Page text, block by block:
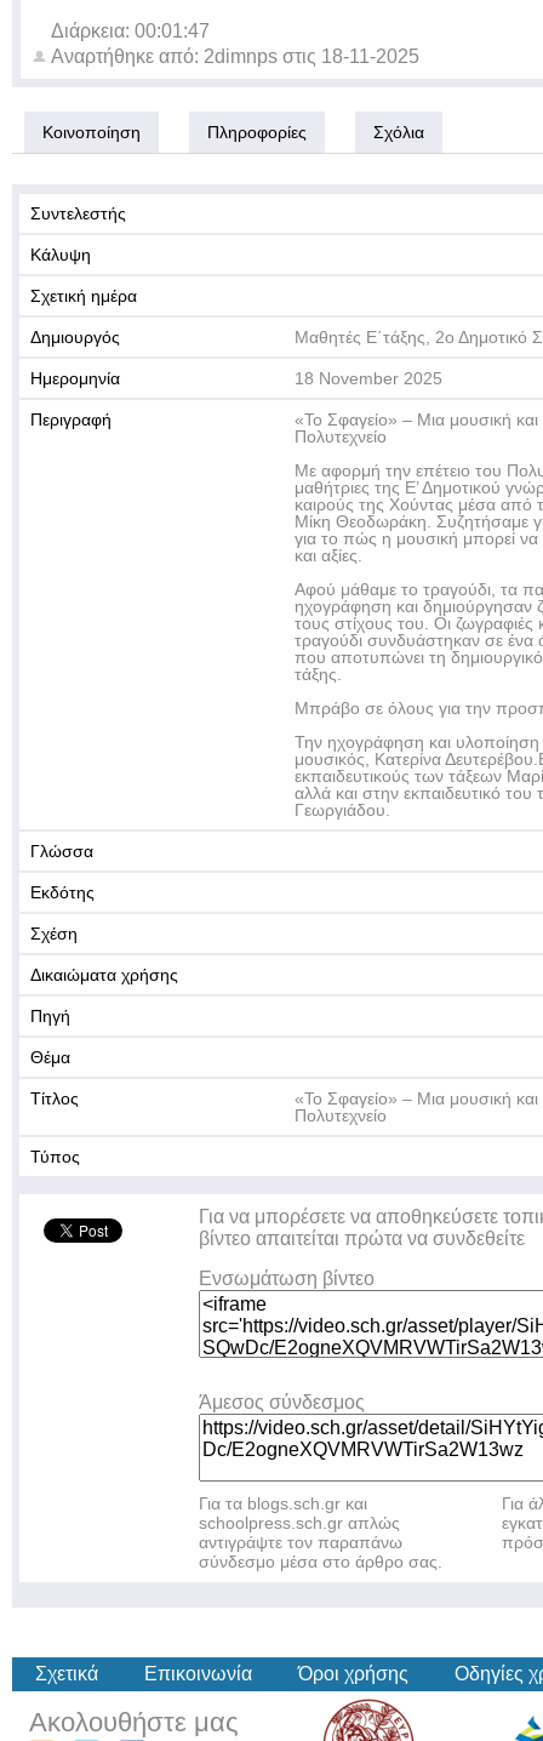
Διάρκεια: 00:01:47
Αναρτήθηκε από: 2dimnps στις 18-11-2025
Κοινοποίηση Πληροφορίες Σχόλια
Συντελεστής
Κάλυψη
Σχετική ημέρα
Δημιουργός Μαθητές Ε΄τάξης, 2ο Δημοτικό
Ημερομηνία 18 November 2025
Περιγραφή
«Το Σφαγείο» – Μια μουσική και
Πολυτεχνείο
Με αφορμή την επέτειο του
μαθήτριες της Ε’ Δημοτικού
καιρούς της Χούντας μέσα από
Μίκη Θεοδωράκη. Συζητήσαμε
για το πώς η μουσική μπορεί
και αξίες.
Αφού μάθαμε το τραγούδι, τα
ηχογράφηση και δημιούργησαν
τους στίχους του. Οι ζωγραφιές
τραγούδι συνδυάστηκαν σε
που αποτυπώνει τη
τάξης.
Μπράβο σε όλους για την
Την ηχογράφηση και
μουσικός, Κατερίνα
εκπαιδευτικούς των τάξεων
αλλά και στην εκπαιδευτικό
Γεωργιάδου.
Γλώσσα
Εκδότης
Σχέση
Δικαιώματα χρήσης
Πηγή
Θέμα
Τίτλος
«Το Σφαγείο» – Μια μουσική και
Πολυτεχνείο
Τύπος
Για να μπορέσετε να αποθηκεύσετε
βίντεο απαιτείται πρώτα να συνδεθείτε
Ενσωμάτωση βίντεο
Άμεσος σύνδεσμος
Για τα blogs.sch.gr και
schoolpress.sch.gr απλώς
αντιγράψτε τον παραπάνω
σύνδεσμο μέσα στο άρθρο σας.
Για
Σχετικά Επικοινωνία Όροι χρήσης Οδηγίες
Ακολουθήστε μας